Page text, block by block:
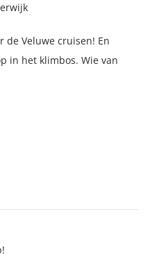
de Veluwe cruisen! En
in het klimbos. Wie van